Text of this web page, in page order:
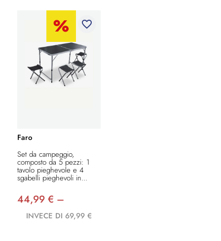
favorite_border
Faro
Set da campeggio,
composto da 5 pezzi: 1
tavolo pieghevole e 4
sgabelli pieghevoli in...
44,99 € –
INVECE DI 69,99 €